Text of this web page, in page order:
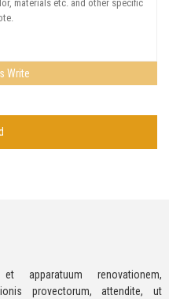
Write
apparatuum renovationem,
provectorum, attendite, ut